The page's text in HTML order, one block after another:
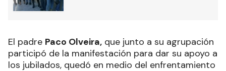
El padre Paco Olveira, que junto a su agrupación
participó de la manifestación para dar su apoyo a
los jubilados, quedó en medio del enfrentamiento